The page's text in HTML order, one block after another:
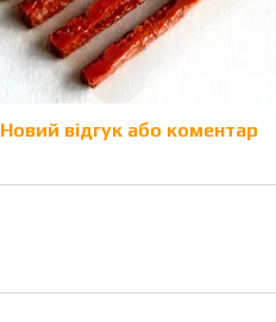
Новий відгук або коментар